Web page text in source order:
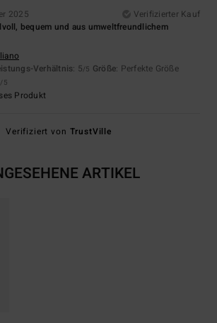
2025
Verifizierter Kauf
bequem und aus umweltfreundlichem
Verhältnis: 5/5 Größe: Perfekte Größe
/5
Produkt
Verifiziert von TrustVille
ARTIKEL